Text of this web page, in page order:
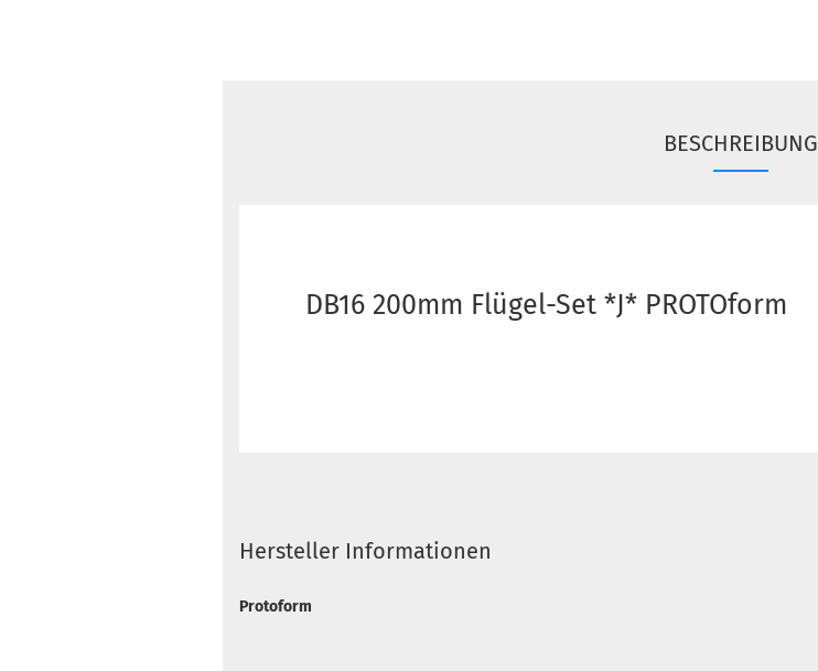
BESCHREIBUNG
DB16 200mm Flügel-Set *J* PROTOform
Hersteller Informationen
Protoform